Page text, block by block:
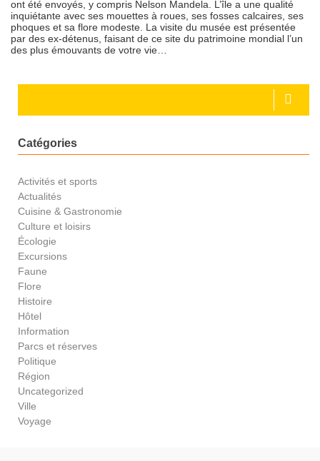
ont été envoyés, y compris Nelson Mandela. L’île a une qualité
inquiétante avec ses mouettes à roues, ses fosses calcaires, ses
phoques et sa flore modeste. La visite du musée est présentée
par des ex-détenus, faisant de ce site du patrimoine mondial l’un
des plus émouvants de votre vie…
Catégories
Activités et sports
Actualités
Cuisine & Gastronomie
Culture et loisirs
Écologie
Excursions
Faune
Flore
Histoire
Hôtel
Information
Parcs et réserves
Politique
Région
Uncategorized
Ville
Voyage